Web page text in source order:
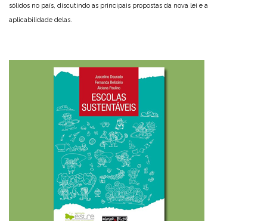
sólidos no país, discutindo as principais propostas da nova lei e a
aplicabilidade delas.